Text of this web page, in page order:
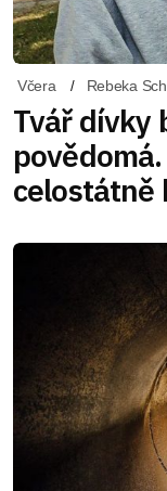
Včera Rebeka
Tvář dívky
celostátně